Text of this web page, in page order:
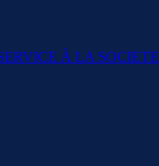
À LA SOCIETE